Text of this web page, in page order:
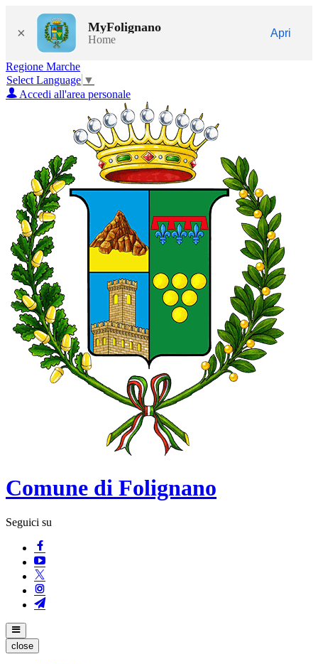
× MyFolignano
Home
Apri
Regione Marche
Select Language ▼
Accedi all'area personale
Comune di Folignano
Seguici su
close